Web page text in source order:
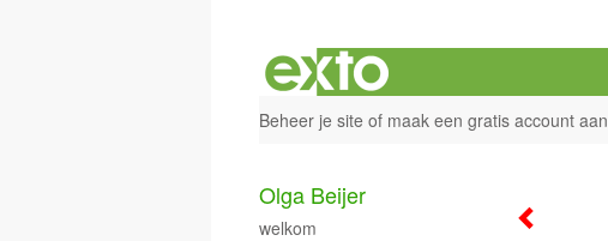
Beheer je site of maak een gratis account aan
Olga Beijer
welkom